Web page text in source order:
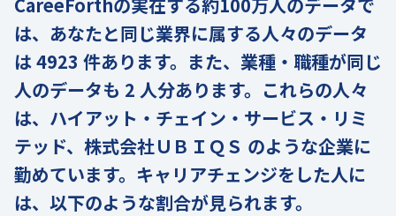
は、あなたと同じ業界に属する人々のデータ
は 4923 件あります。また、業種・職種が同じ
人のデータも 2 人分あります。これらの人々
は、ハイアット・チェイン・サービス・リミ
テッド、株式会社ＵＢＩＱＳ のような企業に
勤めています。キャリアチェンジをした人に
は、以下のような割合が見られます。